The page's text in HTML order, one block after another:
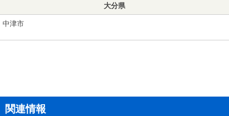
大分県
中津市
関連情報